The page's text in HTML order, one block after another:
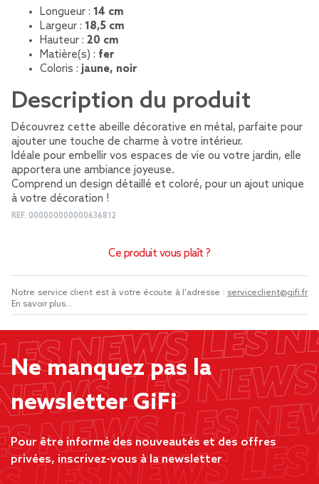
Longueur : 14 cm
Largeur : 18,5 cm
Hauteur : 20 cm
Matière(s) : fer
Coloris : jaune, noir
Description du produit
Découvrez cette abeille décorative en métal, parfaite pour
ajouter une touche de charme à votre intérieur.
Idéale pour embellir vos espaces de vie ou votre jardin, elle
apportera une ambiance joyeuse.
Comprend un design détaillé et coloré, pour un ajout unique
à votre décoration !
REF. 000000000000636812
Ce produit vous plaît ?
Notre service client est à votre écoute à l'adresse : serviceclient@gifi.fr
En savoir plus...
Ne manquez pas la
newsletter GiFi
Pour être informé des nouveautés et des offres
privées, inscrivez-vous à la newsletter